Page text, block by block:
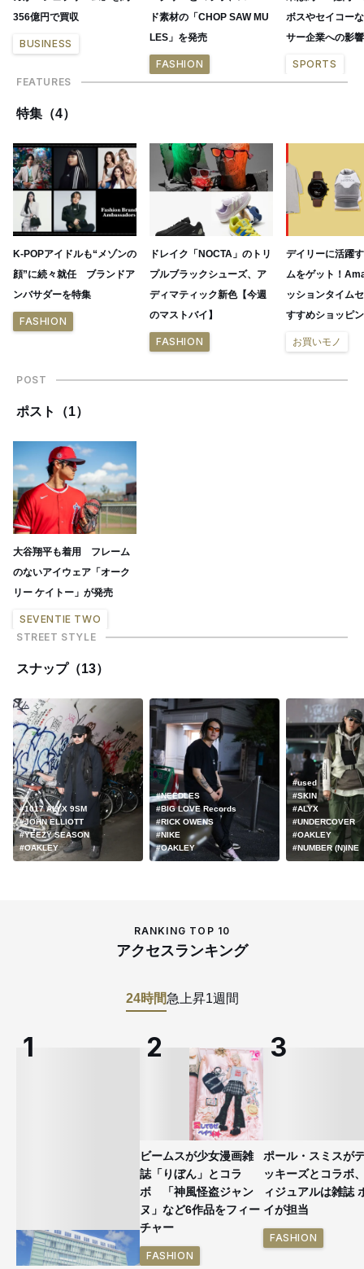
356億円で買収
BUSINESS
ド素材の「CHOP SAW MU
LES」を発売
FASHION
ボスやセイコー
サー企業への影
SPORTS
FEATURES
特集（4）
K-POPアイドルも“メゾンの
顔”に続々就任 ブランドア
ンバサダーを特集
FASHION
ドレイク「NOCTA」のトリ
プルブラックシューズ、ア
ディマティック新色【今週
のマストバイ】
FASHION
デイリーに活躍
ムをゲット！
ッションタイム
すすめショッピ
お買いモノ
POST
ポスト（1）
大谷翔平も着用 フレーム
のないアイウェア「オーク
リー ケイトー」が発売
SEVENTIE TWO
STREET STYLE
スナップ（13）
#1017 ALYX 9SM
#JOHN ELLIOTT
#YEEZY SEASON
#OAKLEY
#NEEDLES
#BIG LOVE Records
#RICK OWENS
#NIKE
#OAKLEY
#used
#SKIN
#ALYX
#UNDERCOVER
#OAKLEY
#NUMBER (N)INE
RANKING TOP 10
アクセスランキング
24時間急上昇1週間
ビームスが少女漫画雑
誌「りぼん」とコラ
ボ 「神風怪盗ジャン
ヌ」など6作品をフィー
チャー
FASHION
ポール・スミスが
ッキーズとコラボ
ィジュアルは雑誌
イが担当
FASHION